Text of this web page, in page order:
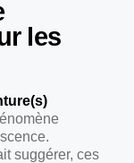
les
suggérer, ces